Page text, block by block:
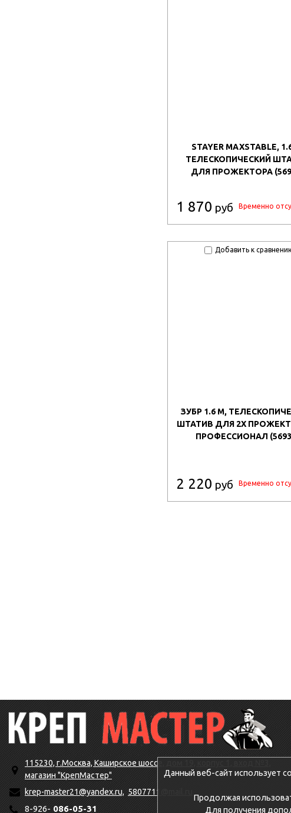
STAYER MAXSTABLE,
ТЕЛЕСКОПИЧЕСКИЙ
ДЛЯ ПРОЖЕКТОРА
1 870 руб Временно
Добавить к
ЗУБР 1.6 М,
ШТАТИВ ДЛЯ 2Х
ПРОФЕССИОНАЛ
2 220 руб Временно
115230, г.Москва, Каширское шоссе, дом 19, корпус 1, вход №3,
магазин "КрепМастер"
krep-master21@yandex.ru, 5807711@mail.ru
8-926-086-05-31
Данный веб-сайт использует
Продолжая
Для получения